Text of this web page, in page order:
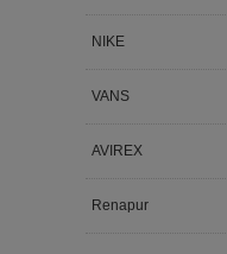
NIKE
VANS
AVIREX
Renapur